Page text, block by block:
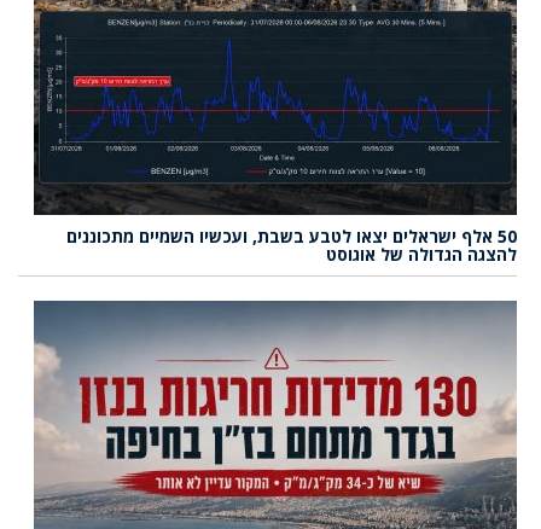
50 אלף ישראלים יצאו לטבע בשבת, ועכשיו השמיים מתכוננים
להצגה הגדולה של אוגוסט